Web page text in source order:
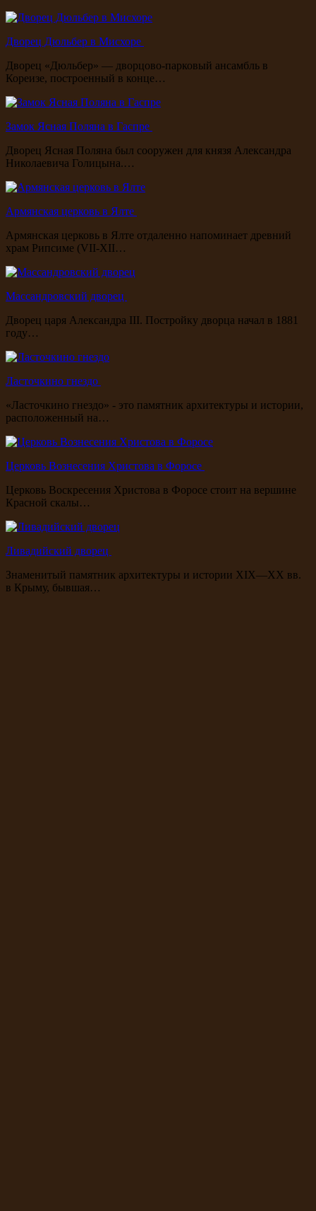
Дворец Дюльбер в Мисхоре
Дворец «Дюльбер» — дворцово-парковый ансамбль в
Кореизе, построенный в конце…
Замок Ясная Поляна в Гаспре
Дворец Ясная Поляна был сооружен для князя Александра
Николаевича Голицына.…
Армянская церковь в Ялте
Армянская церковь в Ялте отдаленно напоминает древний
храм Рипсиме (VII-XII…
Массандровский дворец
Дворец царя Александра III. Постройку дворца начал в 1881
году…
Ласточкино гнездо
«Ласточкино гнездо» - это памятник архитектуры и истории,
расположенный на…
Церковь Вознесения Христова в Форосе
Церковь Воскресения Христова в Форосе стоит на вершине
Красной скалы…
Ливадийский дворец
Знаменитый памятник архитектуры и истории XIX—XX вв.
в Крыму, бывшая…